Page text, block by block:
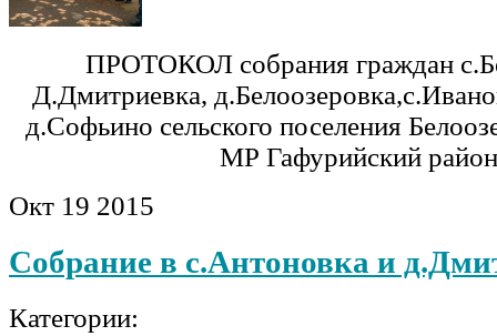
ПРОТОКОЛ собрания граждан
Д.Дмитриевка,
д.Софьино сельского поселения
МР Гафурийский район
Окт 19 2015
Собрание в с.Антоновка и
Категории: